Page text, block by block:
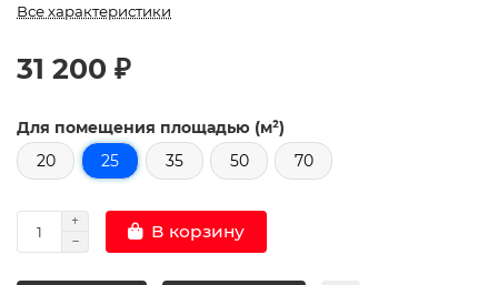
Все характеристики
31 200 ₽
Для помещения площадью (м²)
20
25 35 50 70
В корзину